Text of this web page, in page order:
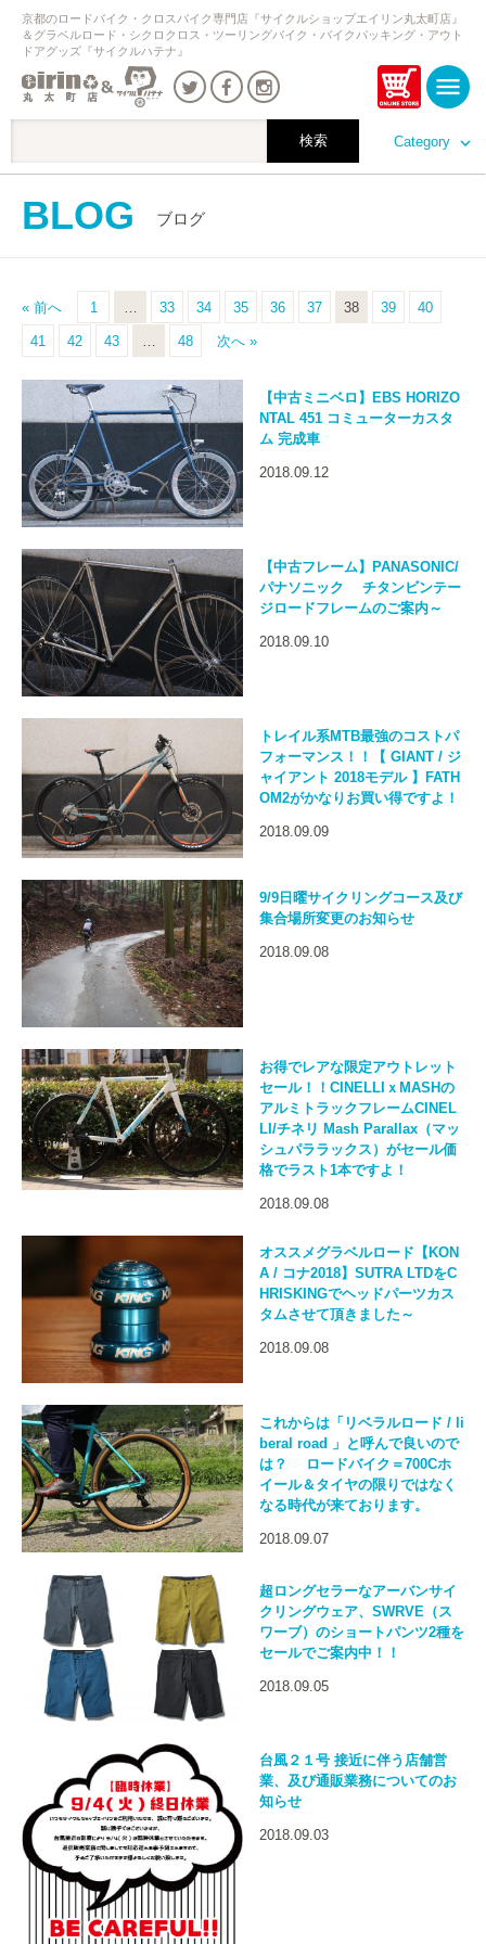
Category
京都のロードバイク・クロスバイク専門店『サイクルショップエイリン丸太町店』
＆グラベルロード・シクロクロス・ツーリングバイク・バイクパッキング・アウト
ドアグッズ『サイクルハテナ』
BLOG ブログ
« 前へ 1 … 33 34 35 36 37 38 39 40
41 42 43 … 48 次へ »
【中古ミニベロ】EBS HORIZO
NTAL 451 コミューターカスタ
ム 完成車
2018.09.12
【中古フレーム】PANASONIC/
パナソニック チタンビンテー
ジロードフレームのご案内～
2018.09.10
トレイル系MTB最強のコストパ
フォーマンス！！【 GIANT / ジ
ャイアント 2018モデル 】FATH
OM2がかなりお買い得ですよ！
2018.09.09
9/9日曜サイクリングコース及び
集合場所変更のお知らせ
2018.09.08
お得でレアな限定アウトレット
セール！！CINELLIｘMASHの
アルミトラックフレームCINEL
LI/チネリ Mash Parallax（マッ
シュパララックス）がセール価
格でラスト1本ですよ！
2018.09.08
オススメグラベルロード【KON
A / コナ2018】SUTRA LTDをC
HRISKINGでヘッドパーツカス
タムさせて頂きました～
2018.09.08
これからは「リベラルロード / li
beral road 」と呼んで良いので
は？ ロードバイク＝700Cホ
イール＆タイヤの限りではなく
なる時代が来ております。
2018.09.07
超ロングセラーなアーバンサイ
クリングウェア、SWRVE（ス
ワーブ）のショートパンツ2種を
セールでご案内中！！
2018.09.05
台風２１号 接近に伴う店舗営
業、及び通販業務についてのお
知らせ
2018.09.03